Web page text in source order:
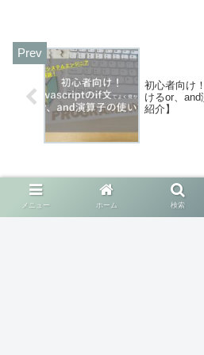
初心者向け
けるor、
紹介】
初心者向け！javascriptのswitch文の使い
方【現役SEが紹介】
メニュー ホーム 検索